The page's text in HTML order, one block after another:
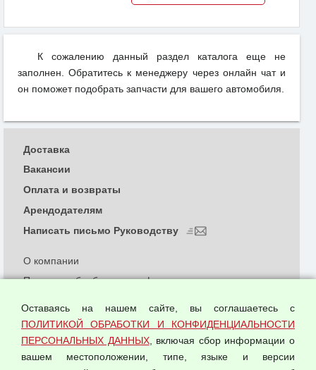
К сожалению данный раздел каталога еще не
заполнен. Обратитесь к менеджеру через онлайн чат и
он поможет подобрать запчасти для вашего автомобиля.
О компании
Политика обработки и конфиденциальности
Согласием на обработку персональных данных
Оферта оптовой купли-продажи
Публичная оферта
Доставка
Вакансии
Оплата и возвраты
Арендодателям
Написать письмо Руководству
Оставаясь на нашем сайте, вы соглашаетесь с
ПОЛИТИКОЙ ОБРАБОТКИ И КОНФИДЕНЦИАЛЬНОСТИ
ПЕРСОНАЛЬНЫХ ДАННЫХ, включая сбор информации о
вашем местоположении, типе, языке и версии